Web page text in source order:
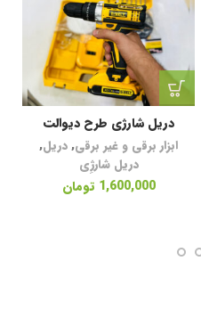
دریل شارژی طرح دیوالت
ابزار برقی و غیر برقی,دریل,
دریل شارژِی
1,600,000 تومان